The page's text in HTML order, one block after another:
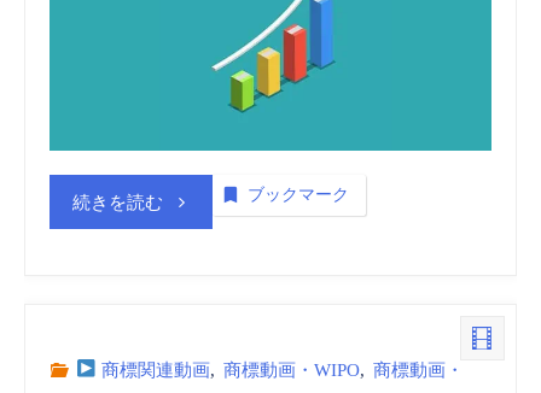
続きを読む“世
的
ブックマーク
商標関連動画, 商標動画・WIPO, 商標動画・